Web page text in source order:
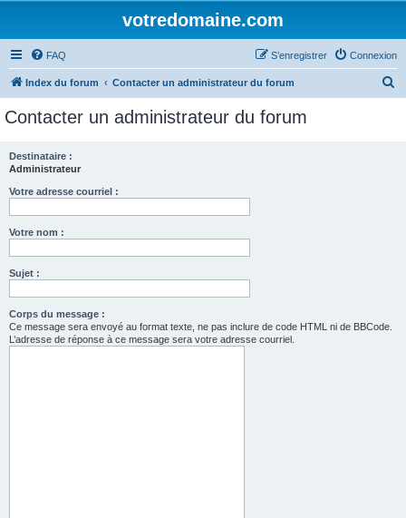
votredomaine.com
FAQ Connexion
S’enregistrer
Index du forum Contacter un administrateur du forum
Contacter un administrateur du forum
Destinataire :
Administrateur
Votre adresse courriel :
Votre nom :
Sujet :
Corps du message :
Ce message sera envoyé au format texte, ne pas inclure de code HTML ni de BBCode.
L’adresse de réponse à ce message sera votre adresse courriel.